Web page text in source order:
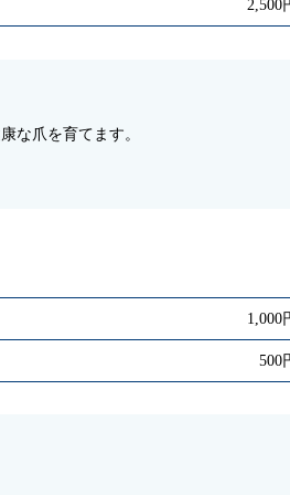
2,500
な爪を育てます。
1,000
500